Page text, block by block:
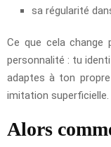
sa régularité
Ce que cela change
personnalité : tu
adaptes à ton propre
imitation superficielle.
Alors